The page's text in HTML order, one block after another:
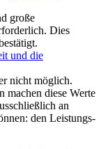
große
Dies
und die
nicht möglich.
machen diese Werte
an
den Leistungs-